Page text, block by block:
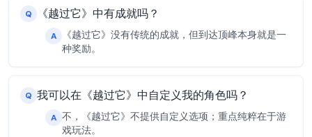
Q 《越过它》中有成就吗？
A
《越过它》没有传统的成就，但到达顶峰本身就是一
种奖励。
Q 我可以在《越过它》中自定义我的角色吗？
A 不，《越过它》不提供自定义选项；重点纯粹在于游
戏玩法。